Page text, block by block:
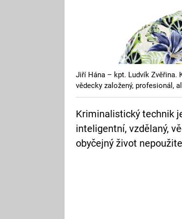
Jiří Hána – kpt. Ludvík Zvěřina.
vědecky založený, profesionál,
Kriminalistický technik
inteligentní, vzdělaný,
obyčejný život